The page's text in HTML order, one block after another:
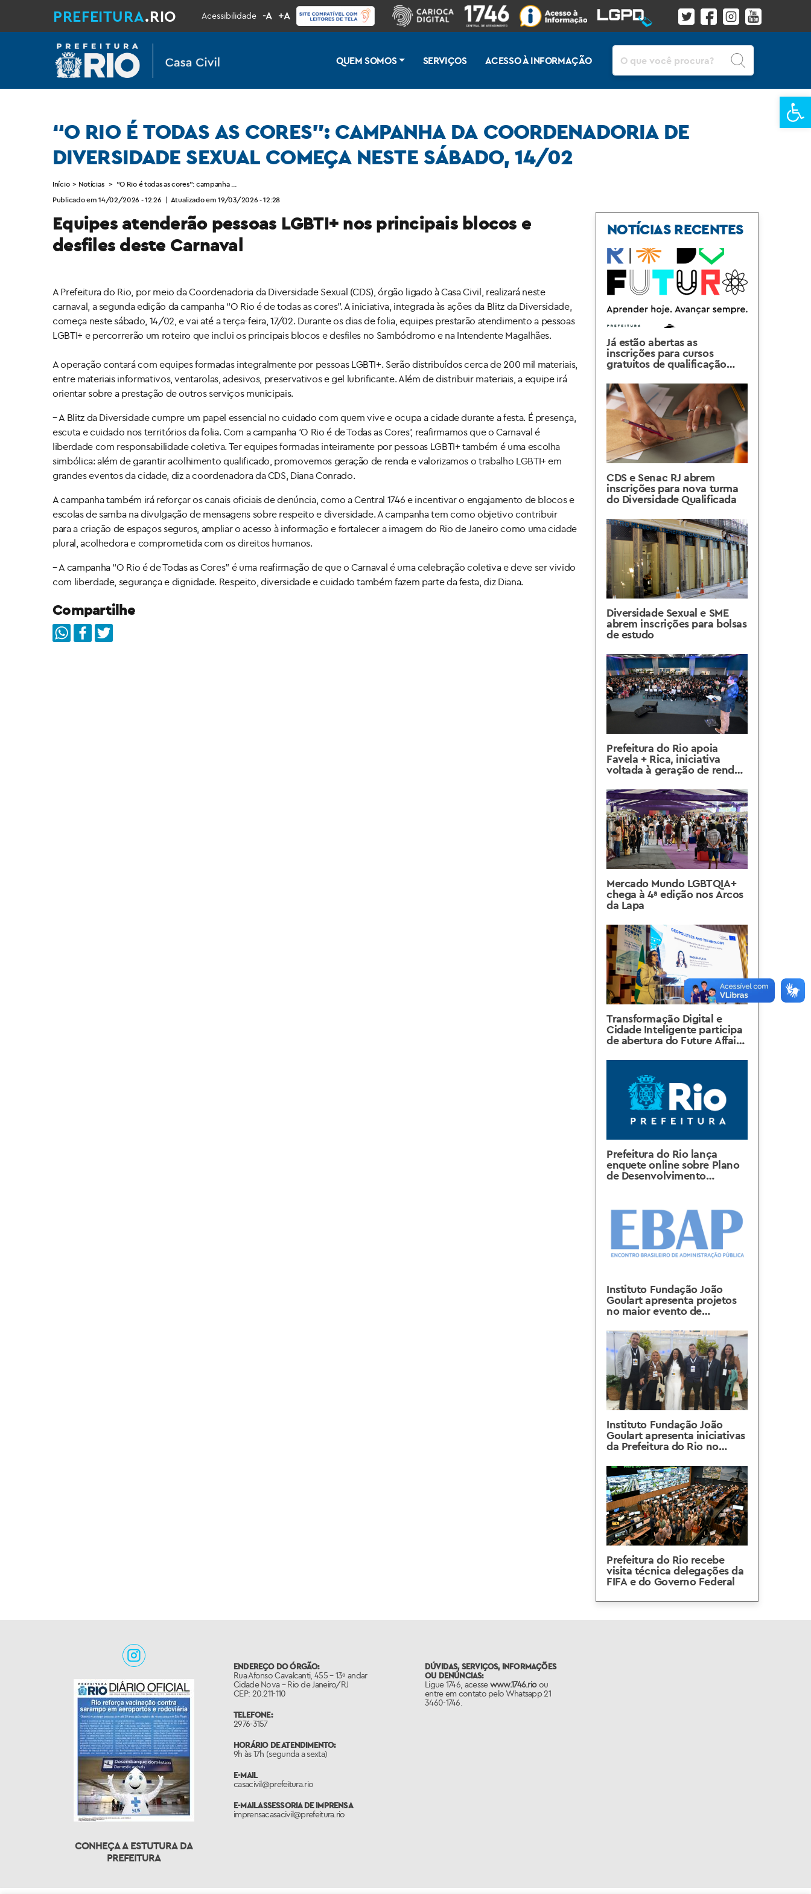
PREFEITURA.RIO Acessibilidade -A +A
QUEM SOMOS SERVIÇOS ACESSO À INFORMAÇÃO
“O RIO É TODAS AS CORES”: CAMPANHA DA COORDENADORIA DE
DIVERSIDADE SEXUAL COMEÇA NESTE SÁBADO, 14/02
Início > Notícias > “O Rio é todas as cores”: campanha da Coordenadoria de Diversidade Sexual começa neste sábado, 14/02
Publicado em 14/02/2026 - 12:26 | Atualizado em 19/03/2026 - 12:28
Equipes atenderão pessoas LGBTI+ nos principais blocos e
desfiles deste Carnaval
A Prefeitura do Rio, por meio da Coordenadoria da Diversidade Sexual (CDS), órgão ligado à Casa Civil, realizará neste
carnaval, a segunda edição da campanha “O Rio é de todas as cores”. A iniciativa, integrada às ações da Blitz da Diversidade,
começa neste sábado, 14/02, e vai até a terça-feira, 17/02. Durante os dias de folia, equipes prestarão atendimento a pessoas
LGBTI+ e percorrerão um roteiro que inclui os principais blocos e desfiles no Sambódromo e na Intendente Magalhães.
A operação contará com equipes formadas integralmente por pessoas LGBTI+. Serão distribuídos cerca de 200 mil materiais,
entre materiais informativos, ventarolas, adesivos, preservativos e gel lubrificante. Além de distribuir materiais, a equipe irá
orientar sobre a prestação de outros serviços municipais.
– A Blitz da Diversidade cumpre um papel essencial no cuidado com quem vive e ocupa a cidade durante a festa. É presença,
escuta e cuidado nos territórios da folia. Com a campanha ‘O Rio é de Todas as Cores’, reafirmamos que o Carnaval é
liberdade com responsabilidade coletiva. Ter equipes formadas inteiramente por pessoas LGBTI+ também é uma escolha
simbólica: além de garantir acolhimento qualificado, promovemos geração de renda e valorizamos o trabalho LGBTI+ em
grandes eventos da cidade, diz a coordenadora da CDS, Diana Conrado.
A campanha também irá reforçar os canais oficiais de denúncia, como a Central 1746 e incentivar o engajamento de blocos e
escolas de samba na divulgação de mensagens sobre respeito e diversidade. A campanha tem como objetivo contribuir
para a criação de espaços seguros, ampliar o acesso à informação e fortalecer a imagem do Rio de Janeiro como uma cidade
plural, acolhedora e comprometida com os direitos humanos.
– A campanha “O Rio é de Todas as Cores” é uma reafirmação de que o Carnaval é uma celebração coletiva e deve ser vivido
com liberdade, segurança e dignidade. Respeito, diversidade e cuidado também fazem parte da festa, diz Diana.
Compartilhe
NOTÍCIAS RECENTES
Já estão abertas as
inscrições para cursos
gratuitos de qualificação
do Futuro
CDS e Senac RJ abrem
inscrições para nova turma
do Diversidade Qualificada
Diversidade Sexual e SME
abrem inscrições para bolsas
de estudo
Prefeitura do Rio apoia
Favela + Rica, iniciativa
voltada à geração de renda
Mercado Mundo LGBTQIA+
chega à 4ª edição nos Arcos
da Lapa
Transformação Digital e
Cidade Inteligente participa
de abertura do Future Affairs
Prefeitura do Rio lança
enquete online sobre Plano
de Desenvolvimento
Instituto Fundação João
Goulart apresenta projetos
no maior evento de
país
Instituto Fundação João
Goulart apresenta iniciativas
da Prefeitura do Rio no
Prefeitura do Rio recebe
visita técnica delegações da
FIFA e do Governo Federal
CONHEÇA A ESTUTURA DA
PREFEITURA
ENDEREÇO DO ÓRGÃO:
Rua Afonso Cavalcanti, 455 – 13º andar
Cidade Nova – Rio de Janeiro/RJ
CEP: 20.211-110
TELEFONE:
2976-3157
HORÁRIO DE ATENDIMENTO:
9h às 17h (segunda a sexta)
E-MAIL
casacivil@prefeitura.rio
E-MAIL ASSESSORIA DE IMPRENSA
imprensacasacivil@prefeitura.rio
DÚVIDAS, SERVIÇOS, INFORMAÇÕES
OU DENÚNCIAS:
Ligue 1746, acessewww.1746.rioou
entre em contato pelo Whatsapp 21
3460-1746.